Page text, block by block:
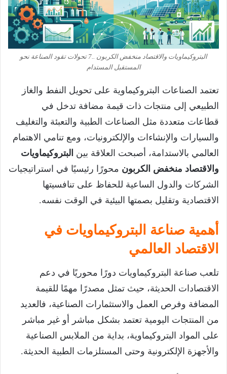
البتروكيماويات والاقتصاد منخفض الكربون ..7 تحولات تقود الصناعة نحو
المستقبل المستدام
تعتمد الصناعات البتروكيماوية على تحويل النفط والغاز
الطبيعي إلى منتجات ذات قيمة مضافة تدخل في
قطاعات متعددة مثل الصناعات الطبية والتعبئة والتغليف
والسيارات والإنشاءات والإلكترونيات، ومع تنامي الاهتمام
العالمي بالاستدامة، أصبحت العلاقة بين البتروكيماويات
والاقتصاد منخفض الكربون محورًا رئيسيًا في استراتيجيات
الشركات والدول الساعية للحفاظ على تنافسيتها
الاقتصادية وتقليل بصمتها البيئية في الوقت نفسه.
أهمية صناعة البتروكيماويات في
الاقتصاد العالمي
تلعب صناعة البتروكيماويات دورًا محوريًا في دعم
الاقتصادات الحديثة، حيث تمثل مصدرًا مهمًا للقيمة
المضافة وفرص العمل والاستثمارات الصناعية، فالعديد
من المنتجات اليومية تعتمد بشكل مباشر أو غير مباشر
على المواد البتروكيماوية، بداية من الملابس الصناعية
والأجهزة الإلكترونية وحتى المستلزمات الطبية الحديثة.